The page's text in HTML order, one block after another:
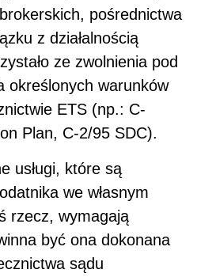
pośrednictwa
z działalnością
ze zwolnienia pod
określonych warunków
ETS (np.: C-
Plan, C-2/95 SDC).
usługi, które są
we własnym
rzecz, wymagają
być ona dokonana
sądu